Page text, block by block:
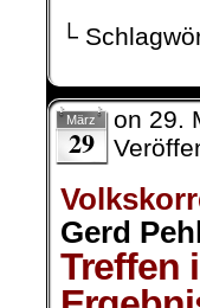
└
März
29
on 29.
Gerd Pehl
Treffen